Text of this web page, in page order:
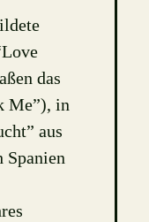
das
Me”), in
aus
Spanien